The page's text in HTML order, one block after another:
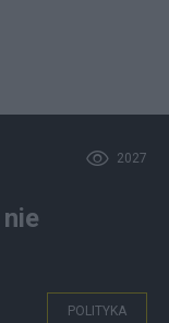
2027
POLITYKA